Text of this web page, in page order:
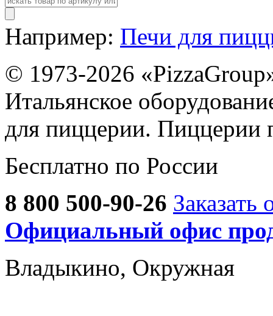
Например: Печи для
© 1973-2026
Итальянское
для пиццерии. Пиццерии
Бесплатно по России
8 800 500-90-26 Заказать
Официальный офис
Владыкино, Окружная